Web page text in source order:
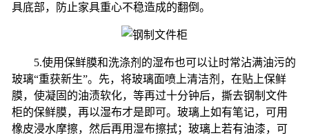
具底部，防止家具重心不稳造成的翻倒。
5.使用保鲜膜和洗涤剂的湿布也可以让时常沾满油污的
玻璃“重获新生”。先，将玻璃面喷上清洁剂，在贴上保鲜
膜，使凝固的油渍软化，等再过十分钟后，撕去钢制文件
柜的保鲜膜，再以湿布才是即可。玻璃上如有笔记，可用
橡皮浸水摩擦，然后再用湿布擦拭；玻璃上若有油漆，可